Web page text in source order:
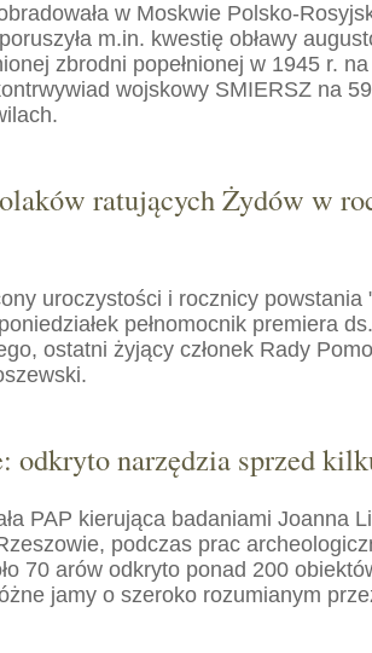
w Moskwie Polsko-
m.in. kwestię obławy
zbrodni popełnionej w 1945 r.
wojskowy SMIERSZ na
ratujących Żydów w
uroczystości i rocznicy powstania
pełnomocnik premiera
ostatni żyjący członek Rady
odkryto narzędzia sprzed
PAP kierująca badaniami Joanna
podczas prac
70 arów odkryto ponad 200
jamy o szeroko rozumianym